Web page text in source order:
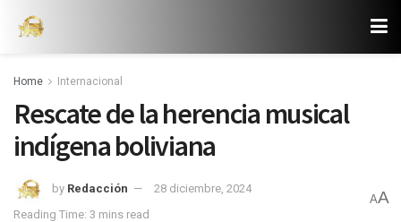
Home Internacional
Rescate de la herencia musical
indígena boliviana
by Redacción
28 diciembre, 2024
Reading Time: 3 mins read
AA